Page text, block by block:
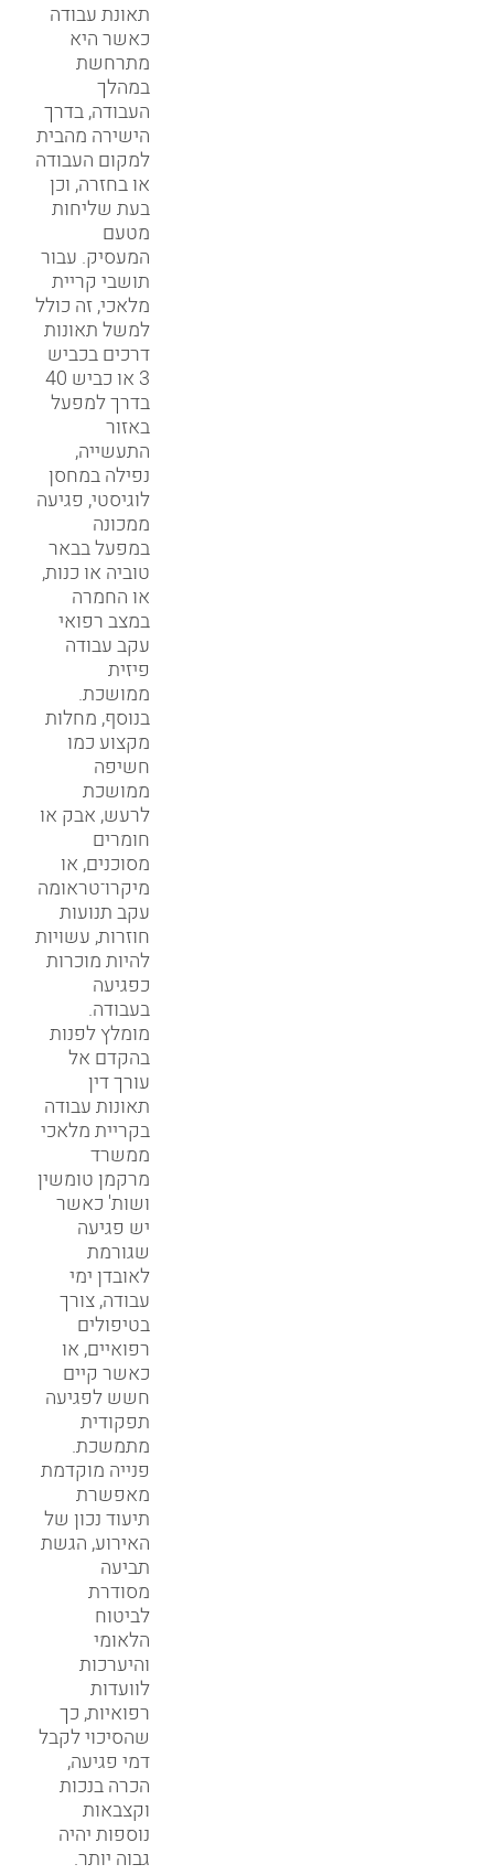
תאונת עבודה
כאשר היא
מתרחשת
במהלך
העבודה, בדרך
הישירה מהבית
למקום העבודה
או בחזרה, וכן
בעת שליחות
מטעם
המעסיק. עבור
תושבי קריית
מלאכי, זה כולל
למשל תאונות
דרכים בכביש
3 או כביש 40
בדרך למפעל
באזור
התעשייה,
נפילה במחסן
לוגיסטי, פגיעה
ממכונה
במפעל בבאר
טוביה או כנות,
או החמרה
במצב רפואי
עקב עבודה
פיזית
ממושכת.
בנוסף, מחלות
מקצוע כמו
חשיפה
ממושכת
לרעש, אבק או
חומרים
מסוכנים, או
מיקרו־טראומה
עקב תנועות
חוזרות, עשויות
להיות מוכרות
כפגיעה
בעבודה.
מומלץ לפנות
בהקדם אל
עורך דין
תאונות עבודה
בקריית מלאכי
ממשרד
מרקמן טומשין
ושות' כאשר
יש פגיעה
שגורמת
לאובדן ימי
עבודה, צורך
בטיפולים
רפואיים, או
כאשר קיים
חשש לפגיעה
תפקודית
מתמשכת.
פנייה מוקדמת
מאפשרת
תיעוד נכון של
האירוע, הגשת
תביעה
מסודרת
לביטוח
הלאומי
והיערכות
לוועדות
רפואיות, כך
שהסיכוי לקבל
דמי פגיעה,
הכרה בנכות
וקצבאות
נוספות יהיה
גבוה יותר.